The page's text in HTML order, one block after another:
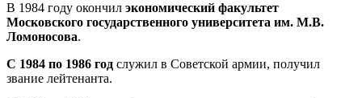
В 1984 году окончил экономический факультет
Московского государственного университета им. М.В.
Ломоносова.
С 1984 по 1986 год служил в Советской армии, получил
звание лейтенанта.